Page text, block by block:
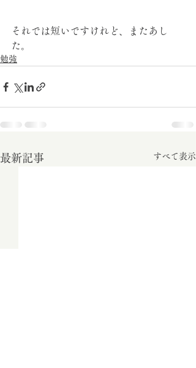
それでは短いですけれど、またあし
た。
勉強
最新記事 すべて表示